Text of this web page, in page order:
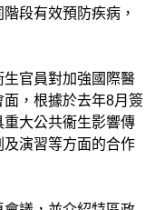
段有效預防疾病，
官員對加強國際醫
，根據於去年8月簽
大公共衞生影響傳
演習等方面的合作